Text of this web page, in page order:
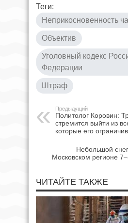
Теги:
Неприкосновенность
Объектив
Уголовный кодекс
Федерации
Штраф
Предыдущий
Политолог Коровин:
стремится выйти из
которые его
Небольшой
Московском регионе
ЧИТАЙТЕ ТАКЖЕ